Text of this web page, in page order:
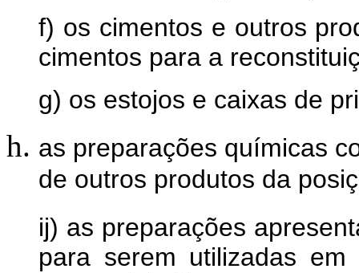
f) os cimentos e outros
cimentos para a
g) os estojos e caixas de
as preparações químicas
de outros produtos da
ij) as preparações
para serem utilizadas